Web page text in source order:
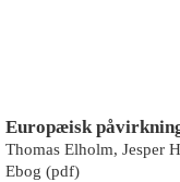
Ebog (pdf)